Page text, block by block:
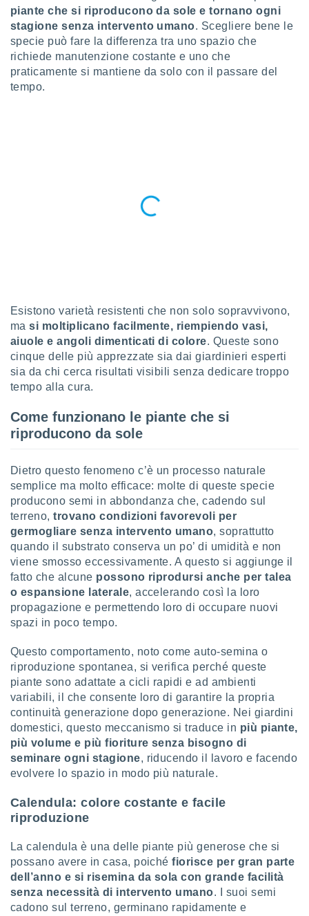
al sito
di
nostri
ci
il tuo
in
il
del
web.
dei
ad
web
In
ti
che
installati
per
nel
il
o
potrai
piante che si riproducono da sole e tornano ogni
stagione senza intervento umano. Scegliere bene le
specie può fare la differenza tra uno spazio che
richiede manutenzione costante e uno che
praticamente si mantiene da solo con il passare del
tempo.
Esistono varietà resistenti che non solo sopravvivono,
masi moltiplicano facilmente, riempiendo vasi,
aiuole e angoli dimenticati di colore. Queste sono
cinque delle più apprezzate sia dai giardinieri esperti
sia da chi cerca risultati visibili senza dedicare troppo
tempo alla cura.
Come funzionano le piante che si
riproducono da sole
Dietro questo fenomeno c’è un processo naturale
semplice ma molto efficace: molte di queste specie
producono semi in abbondanza che, cadendo sul
terreno,trovano condizioni favorevoli per
germogliare senza intervento umano, soprattutto
quando il substrato conserva un po’ di umidità e non
viene smosso eccessivamente. A questo si aggiunge il
fatto che alcune possono riprodursi anche per talea
o espansione laterale, accelerando così la loro
propagazione e permettendo loro di occupare nuovi
spazi in poco tempo.
Questo comportamento, noto come auto-semina o
riproduzione spontanea, si verifica perché queste
piante sono adattate a cicli rapidi e ad ambienti
variabili, il che consente loro di garantire la propria
continuità generazione dopo generazione. Nei giardini
domestici, questo meccanismo si traduce in più piante,
più volume e più fioriture senza bisogno di
seminare ogni stagione, riducendo il lavoro e facendo
evolvere lo spazio in modo più naturale.
Calendula: colore costante e facile
riproduzione
La calendula è una delle piante più generose che si
possano avere in casa, poichéfiorisce per gran parte
dell’anno e si risemina da sola con grande facilità
senza necessità di intervento umano. I suoi semi
cadono sul terreno, germinano rapidamente e